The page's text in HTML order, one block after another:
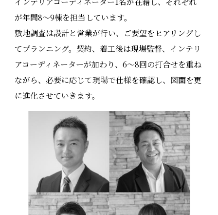
が年間8〜9棟を担当しています。
敷地調査は設計と営業が行い、ご要望をヒアリングし
てプランニング。契約、着工後は現場監督、インテリ
アコーディネーターが加わり、6〜8回の打合せを重ね
ながら、必要に応じて現場で仕様を確認し、図面を更
に進化させていきます。